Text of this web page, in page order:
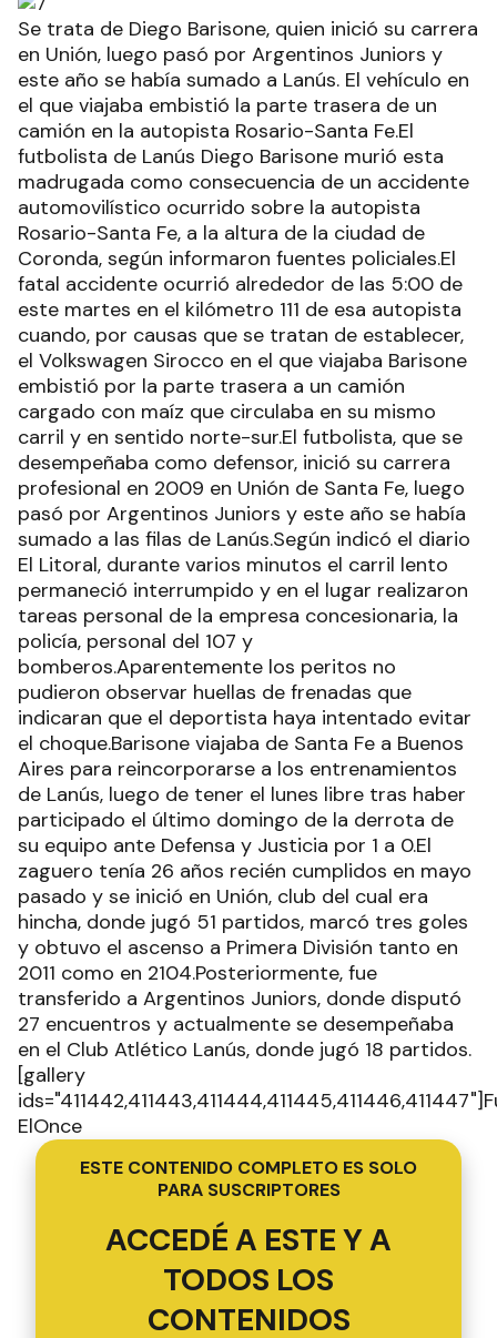
Se trata de Diego Barisone, quien inició su carrera
en Unión, luego pasó por Argentinos Juniors y
este año se había sumado a Lanús. El vehículo en
el que viajaba embistió la parte trasera de un
camión en la autopista Rosario-Santa Fe.El
futbolista de Lanús Diego Barisone murió esta
madrugada como consecuencia de un accidente
automovilístico ocurrido sobre la autopista
Rosario-Santa Fe, a la altura de la ciudad de
Coronda, según informaron fuentes policiales.El
fatal accidente ocurrió alrededor de las 5:00 de
este martes en el kilómetro 111 de esa autopista
cuando, por causas que se tratan de establecer,
el Volkswagen Sirocco en el que viajaba Barisone
embistió por la parte trasera a un camión
cargado con maíz que circulaba en su mismo
carril y en sentido norte-sur.El futbolista, que se
desempeñaba como defensor, inició su carrera
profesional en 2009 en Unión de Santa Fe, luego
pasó por Argentinos Juniors y este año se había
sumado a las filas de Lanús.Según indicó el diario
El Litoral, durante varios minutos el carril lento
permaneció interrumpido y en el lugar realizaron
tareas personal de la empresa concesionaria, la
policía, personal del 107 y
bomberos.Aparentemente los peritos no
pudieron observar huellas de frenadas que
indicaran que el deportista haya intentado evitar
el choque.Barisone viajaba de Santa Fe a Buenos
Aires para reincorporarse a los entrenamientos
de Lanús, luego de tener el lunes libre tras haber
participado el último domingo de la derrota de
su equipo ante Defensa y Justicia por 1 a 0.El
zaguero tenía 26 años recién cumplidos en mayo
pasado y se inició en Unión, club del cual era
hincha, donde jugó 51 partidos, marcó tres goles
y obtuvo el ascenso a Primera División tanto en
2011 como en 2104.Posteriormente, fue
transferido a Argentinos Juniors, donde disputó
27 encuentros y actualmente se desempeñaba
en el Club Atlético Lanús, donde jugó 18 partidos.
[gallery
ElOnce
ESTE CONTENIDO COMPLETO ES SOLO
PARA SUSCRIPTORES
ACCEDÉ A ESTE Y A
TODOS LOS
CONTENIDOS